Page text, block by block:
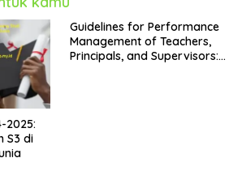
2025:
S3 di
Guidelines for Performance
Management of Teachers,
Principals, and Supervisors: